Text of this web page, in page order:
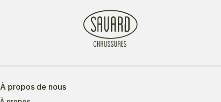
À propos de nous